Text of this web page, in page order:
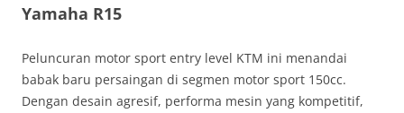
Yamaha R15
Peluncuran motor sport entry level KTM ini menandai
babak baru persaingan di segmen motor sport 150cc.
Dengan desain agresif, performa mesin yang kompetitif,